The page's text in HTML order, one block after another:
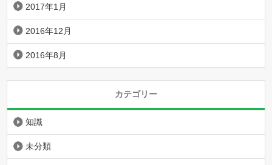
2017年1月
2016年12月
2016年8月
カテゴリー
知識
未分類